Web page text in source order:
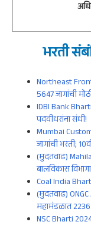
भरती
Northeast
5647 जागांची
IDBI Bank
पदवीधरांना संधी!
Mumbai
जागांची भरती;
(मुदतवाढ)
बालविकास
Coal India
(मुदतवाढ)
महामंडळात 2236
NSC Bharti